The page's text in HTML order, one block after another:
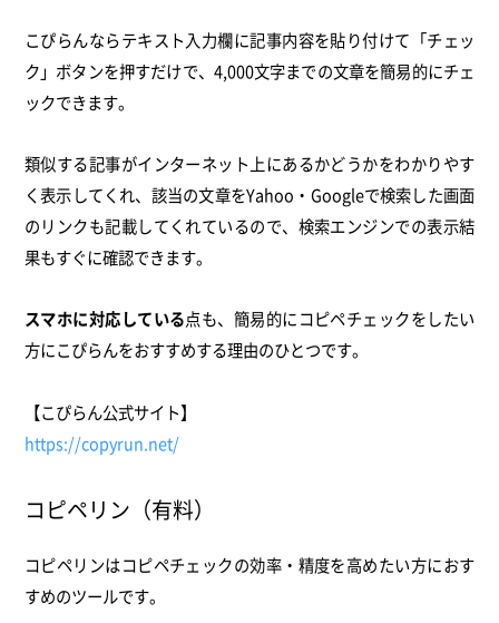
こぴらんならテキスト入力欄に記事内容を貼り付けて「チェッ
ク」ボタンを押すだけで、4,000文字までの文章を簡易的にチェ
ックできます。
類似する記事がインターネット上にあるかどうかをわかりやす
く表示してくれ、該当の文章をYahoo・Googleで検索した画面
のリンクも記載してくれているので、検索エンジンでの表示結
果もすぐに確認できます。
スマホに対応している点も、簡易的にコピペチェックをしたい
方にこぴらんをおすすめする理由のひとつです。
【こぴらん公式サイト】
https://copyrun.net/
コピペリン（有料）
コピペリンはコピペチェックの効率・精度を高めたい方におす
すめのツールです。